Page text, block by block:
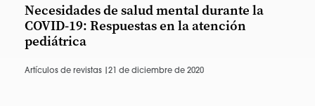
Necesidades de salud mental durante la
COVID-19: Respuestas en la atención
pediátrica
Artículos de revistas | 21 de diciembre de 2020